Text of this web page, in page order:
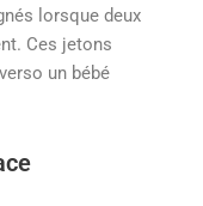
lorsque deux
Ces jetons
un bébé